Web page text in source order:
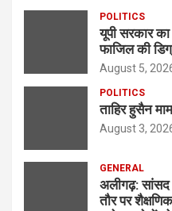
POLITICS
यूपी सरकार
फाजिल की
August 5,
POLITICS
ताहिर हुसैन
August 3,
GENERAL
अलीगढ़:
तौर पर